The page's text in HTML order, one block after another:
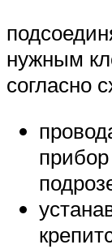
нужным
согласно